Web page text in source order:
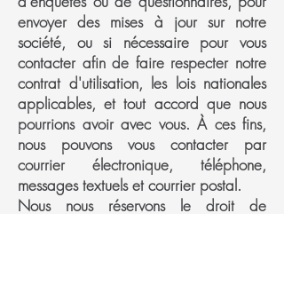
envoyer des mises à jour sur notre
société, ou si nécessaire pour vous
contacter afin de faire respecter notre
contrat d'utilisation, les lois nationales
applicables, et tout accord que nous
pourrions avoir avec vous. À ces fins,
nous pouvons vous contacter par
courrier électronique, téléphone,
messages textuels et courrier postal.
Nous nous réservons le droit de